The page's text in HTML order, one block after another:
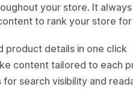
your store. It
to rank your store
product details in one click
content tailored to each
search visibility and